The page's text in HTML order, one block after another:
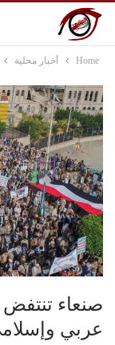
Home أخبار محلية
صنعاء
عربي